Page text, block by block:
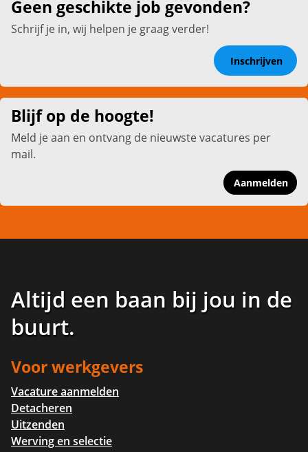
Geen geschikte job gevonden?
Schrijf je in, wij helpen je graag verder!
Inschrijven
Blijf op de hoogte!
Meld je aan en ontvang de nieuwste vacatures per
mail.
Aanmelden
Altijd een baan bij jou in de
buurt.
Voor werkgevers
Vacature aanmelden
Detacheren
Uitzenden
Werving en selectie